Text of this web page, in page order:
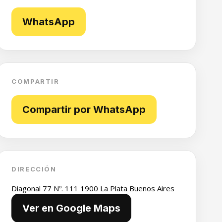
WhatsApp
COMPARTIR
Compartir por WhatsApp
DIRECCIÓN
Diagonal 77 Nº. 111 1900 La Plata Buenos Aires
Ver en Google Maps